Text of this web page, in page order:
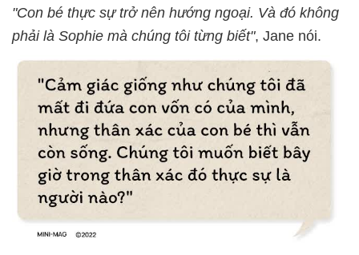
"Con bé thực sự trở nên hướng ngoại. Và đó không
phải là Sophie mà chúng tôi từng biết", Jane nói.